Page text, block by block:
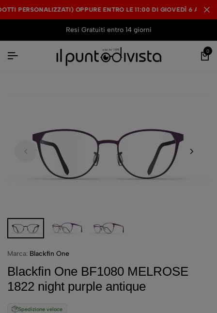
OPPURE ENTRO LE 11:00 DI GIOVEDÌ 6
OPPURE ENTRO LE 11:00 DI GIOVEDÌ 6
OPPURE ENTRO LE 11:00 DI GIOVEDÌ 6
Resi Gratuiti entro 14 giorni
0
Marca: Blackfin One
Blackfin One BF1080 MELROSE
1822 night purple antique
Spedizione veloce